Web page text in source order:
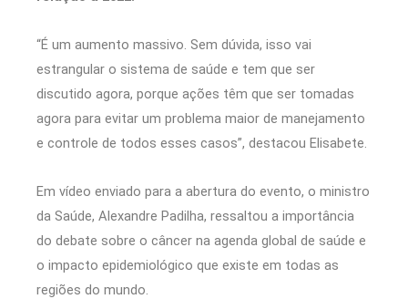
“É um aumento massivo. Sem dúvida, isso vai
estrangular o sistema de saúde e tem que ser
discutido agora, porque ações têm que ser tomadas
agora para evitar um problema maior de manejamento
e controle de todos esses casos”, destacou Elisabete.
Em vídeo enviado para a abertura do evento, o ministro
da Saúde, Alexandre Padilha, ressaltou a importância
do debate sobre o câncer na agenda global de saúde e
o impacto epidemiológico que existe em todas as
regiões do mundo.